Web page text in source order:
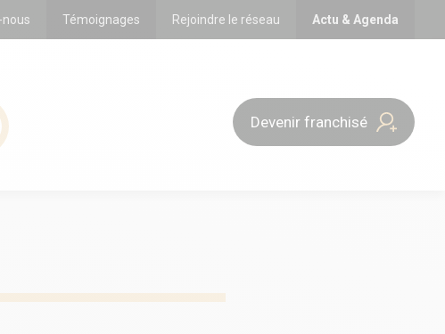
Témoignages Rejoindre le réseau Actu & Agenda
Devenir franchisé